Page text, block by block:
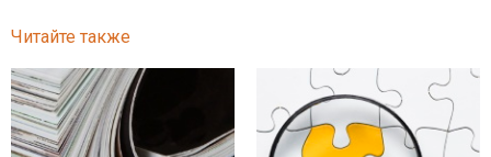
Читайте также